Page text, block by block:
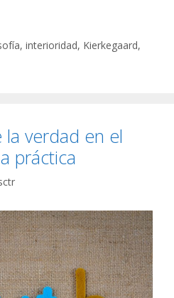
,interioridad, Kierkegaard,
la verdad en el
práctica